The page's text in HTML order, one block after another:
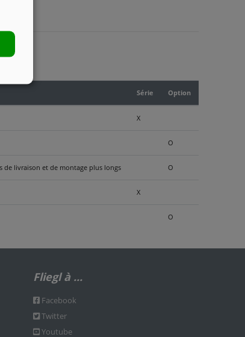
Série Option
X
O
de livraison et de montage plus longs O
X
O
Fliegl à ...
Facebook
Twitter
Youtube